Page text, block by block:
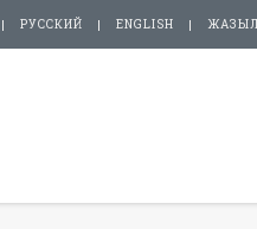
РУССКИЙ ENGLISH